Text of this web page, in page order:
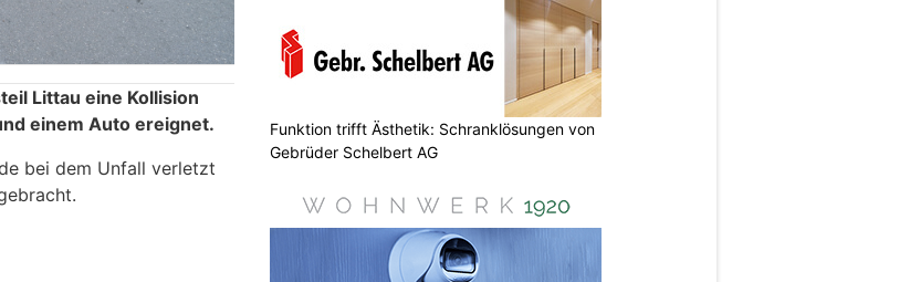
Littau eine Kollision
einem Auto ereignet.
bei dem Unfall verletzt
Funktion trifft Ästhetik: Schranklösungen von
Gebrüder Schelbert AG